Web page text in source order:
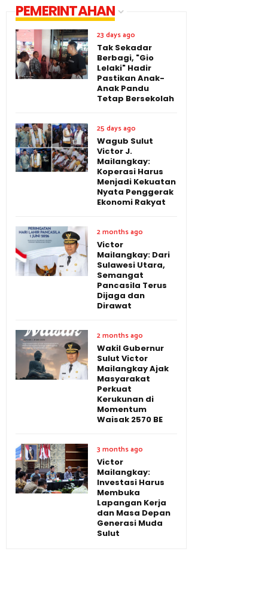
PEMERINTAHAN
23 days ago
Tak Sekadar
Berbagi, "Gio
Lelaki" Hadir
Pastikan Anak-
Anak Pandu
Tetap Bersekolah
25 days ago
Wagub Sulut
Victor J.
Mailangkay:
Koperasi Harus
Menjadi Kekuatan
Nyata Penggerak
Ekonomi Rakyat
2 months ago
Victor
Mailangkay: Dari
Sulawesi Utara,
Semangat
Pancasila Terus
Dijaga dan
Dirawat
2 months ago
Wakil Gubernur
Sulut Victor
Mailangkay Ajak
Masyarakat
Perkuat
Kerukunan di
Momentum
Waisak 2570 BE
3 months ago
Victor
Mailangkay:
Investasi Harus
Membuka
Lapangan Kerja
dan Masa Depan
Generasi Muda
Sulut